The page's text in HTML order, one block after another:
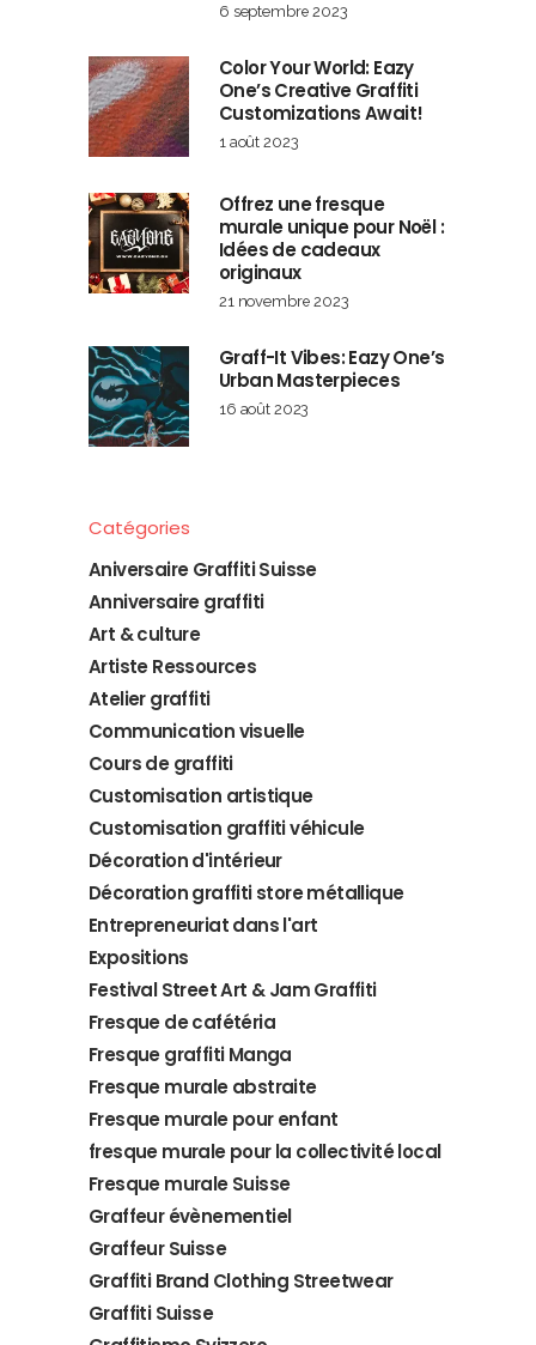
6 septembre 2023
Color Your World: Eazy
One’s Creative Graffiti
Customizations Await!
1 août 2023
Offrez une fresque
murale unique pour Noël :
Idées de cadeaux
originaux
21 novembre 2023
Graff-It Vibes: Eazy One’s
Urban Masterpieces
16 août 2023
Catégories
Aniversaire Graffiti Suisse
Anniversaire graffiti
Art & culture
Artiste Ressources
Atelier graffiti
Communication visuelle
Cours de graffiti
Customisation artistique
Customisation graffiti véhicule
Décoration d'intérieur
Décoration graffiti store métallique
Entrepreneuriat dans l'art
Expositions
Festival Street Art & Jam Graffiti
Fresque de cafétéria
Fresque graffiti Manga
Fresque murale abstraite
Fresque murale pour enfant
fresque murale pour la collectivité local
Fresque murale Suisse
Graffeur évènementiel
Graffeur Suisse
Graffiti Brand Clothing Streetwear
Graffiti Suisse